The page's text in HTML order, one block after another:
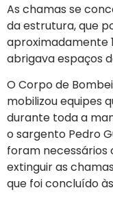
As chamas se
da estrutura, que
aproximadamente
abrigava espaços
O Corpo de
mobilizou equipes
durante toda a
o sargento Pedro
foram necessários
extinguir as
que foi concluído às